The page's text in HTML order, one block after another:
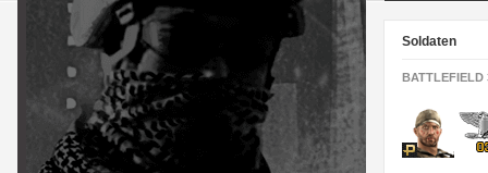
Soldaten
BATTLEFIELD